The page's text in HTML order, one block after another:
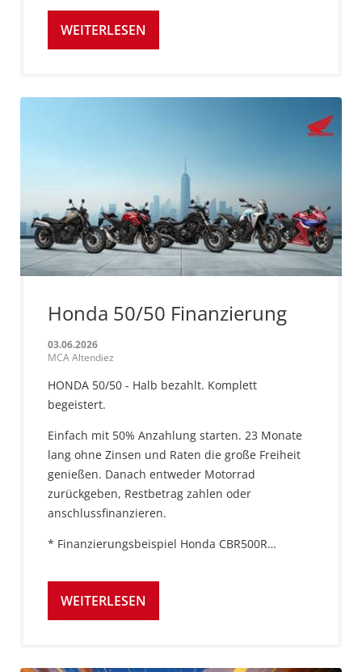
WEITERLESEN
Honda 50/50 Finanzierung
03.06.2026
MCA Altendiez
HONDA 50/50 - Halb bezahlt. Komplett
begeistert.
Einfach mit 50% Anzahlung starten. 23 Monate
lang ohne Zinsen und Raten die große Freiheit
genießen. Danach entweder Motorrad
zurückgeben, Restbetrag zahlen oder
anschlussfinanzieren.
* Finanzierungsbeispiel Honda CBR500R…
WEITERLESEN